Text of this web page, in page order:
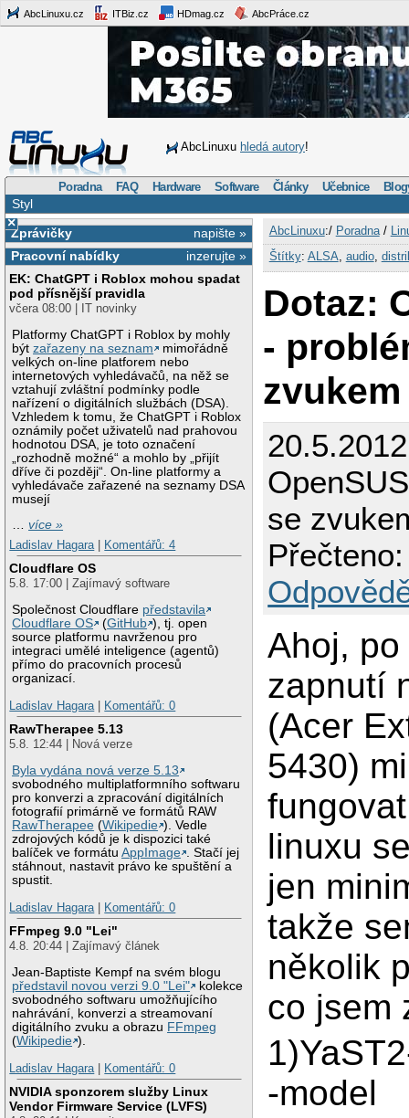
AbcLinuxu.cz ITBiz.cz HDmag.cz AbcPráce.cz
AbcLinuxu hledá autory!
Poradna FAQ Hardware Software Články Učebnice
Styl
×
napište »
Zprávičky
inzerujte »
Pracovní nabídky
EK: ChatGPT i Roblox mohou spadat
pod přísnější pravidla
včera 08:00 | IT novinky
Platformy ChatGPT i Roblox by mohly
býtzařazeny na seznam
mimořádně
velkých on-line platforem nebo
internetových vyhledávačů, na něž se
vztahují zvláštní podmínky podle
nařízení o digitálních službách (DSA).
Vzhledem k tomu, že ChatGPT i Roblox
oznámily počet uživatelů nad prahovou
hodnotou DSA, je toto označení
„rozhodně možné“ a mohlo by „přijít
dříve či později“. On-line platformy a
vyhledávače zařazené na seznamy DSA
musejí
…více »
Ladislav Hagara
Komentářů: 4
Cloudflare OS
5.8. 17:00 | Zajímavý software
Společnost Cloudflare představila
Cloudflare OS
(GitHub ), tj. open
source platformu navrženou pro
integraci umělé inteligence (agentů)
přímo do pracovních procesů
organizací.
Ladislav Hagara
Komentářů: 0
RawTherapee 5.13
5.8. 12:44 | Nová verze
Byla vydána nová verze 5.13
svobodného multiplatformního softwaru
pro konverzi a zpracování digitálních
fotografií primárně ve formátů RAW
RawTherapee (Wikipedie ). Vedle
zdrojových kódů je k dispozici také
balíček ve formátuAppImage . Stačí jej
stáhnout, nastavit právo ke spuštění a
spustit.
Ladislav Hagara
Komentářů: 0
FFmpeg 9.0 "Lei"
4.8. 20:44 | Zajímavý článek
Jean-Baptiste Kempf na svém blogu
představil novou verzi 9.0 "Lei"
kolekce
svobodného softwaru umožňujícího
nahrávání, konverzi a streamovaní
digitálního zvuku a obrazu FFmpeg
(Wikipedie ).
Ladislav Hagara
Komentářů: 0
NVIDIA sponzorem služby Linux
Vendor Firmware Service (LVFS)
AbcLinuxu:/ Poradna/
Štítky: ALSA audio,
Dotaz:
-
zvukem
se
Ahoj,
zapnutí
(Acer
5430)
linuxu
jen
takže
několik
co jsem
-model